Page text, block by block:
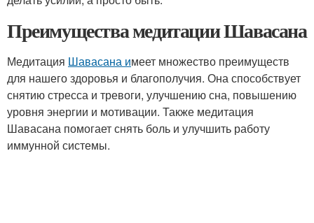
Преимущества медитации Шавасана
Медитация Шавасана имеет множество преимуществ
для нашего здоровья и благополучия. Она способствует
снятию стресса и тревоги, улучшению сна, повышению
уровня энергии и мотивации. Также медитация
Шавасана помогает снять боль и улучшить работу
иммунной системы.